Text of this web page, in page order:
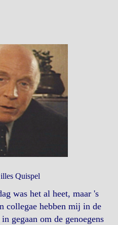
Quispel
was het al heet, maar 's
collegae hebben mij in de
gegaan om de genoegens